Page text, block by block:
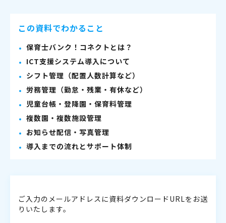
この資料でわかること
保育士バンク！コネクトとは？
ICT支援システム導入について
シフト管理（配置人数計算など）
労務管理（勤怠・残業・有休など）
児童台帳・登降園・保育料管理
複数園・複数施設管理
お知らせ配信・写真管理
導入までの流れとサポート体制
ご入力のメールアドレスに資料ダウンロードURLをお送
りいたします。